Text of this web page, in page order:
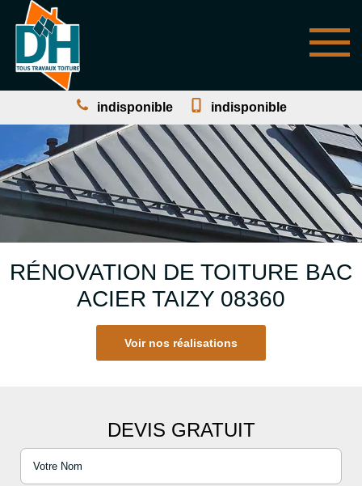
indisponible indisponible
RÉNOVATION DE TOITURE BAC
ACIER TAIZY 08360
Voir nos réalisations
DEVIS GRATUIT